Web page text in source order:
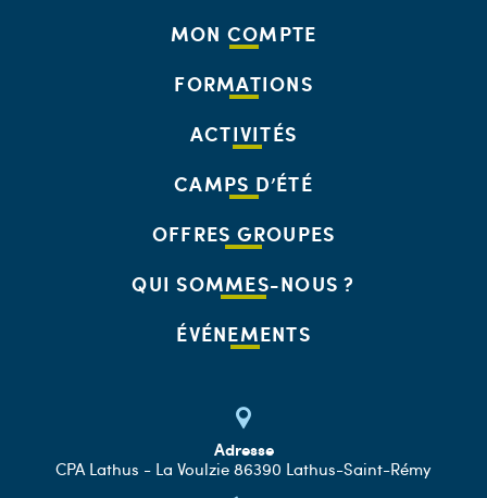
MON COMPTE
FORMATIONS
ACTIVITÉS
CAMPS D’ÉTÉ
OFFRES GROUPES
QUI SOMMES-NOUS ?
ÉVÉNEMENTS
Adresse
CPA Lathus - La Voulzie 86390 Lathus-Saint-Rémy